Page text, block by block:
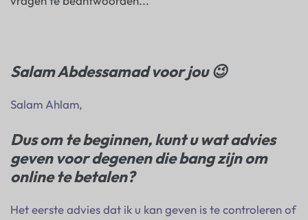
Salam Abdessamad voor jou 😉
Salam Ahlam,
Dus om te beginnen, kunt u wat advies
geven voor degenen die bang zijn om
online te betalen?
Het eerste advies dat ik u kan geven is te controleren of